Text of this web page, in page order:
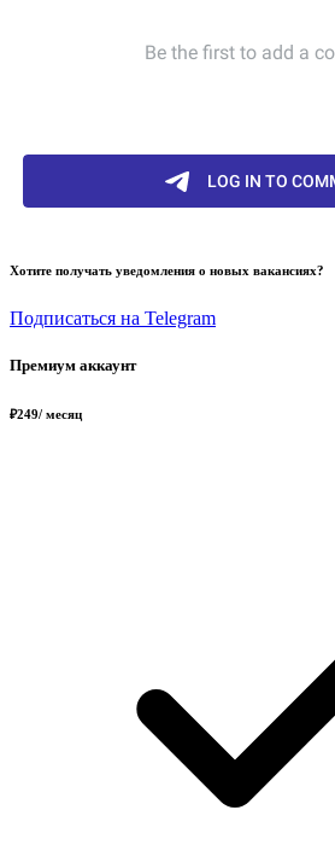
Хотите получать уведомления о новых вакансиях?
Подписаться на Telegram
Премиум аккаунт
₽249/ месяц